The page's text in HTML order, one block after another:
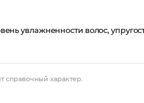
увлажненности волос,
справочный характер.